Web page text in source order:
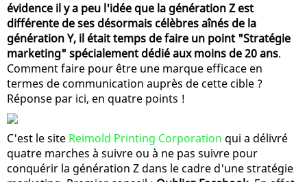
évidence il y a peu l'idée que la génération Z est
différente de ses désormais célèbres aînés de la
génération Y, il était temps de faire un point "Stratégie
marketing" spécialement dédié aux moins de 20 ans.
Comment faire pour être une marque efficace en
termes de communication auprès de cette cible ?
Réponse par ici, en quatre points !
C'est le site Reimold Printing Corporation qui a délivré
quatre marches à suivre ou à ne pas suivre pour
conquérir la génération Z dans le cadre d'une stratégie